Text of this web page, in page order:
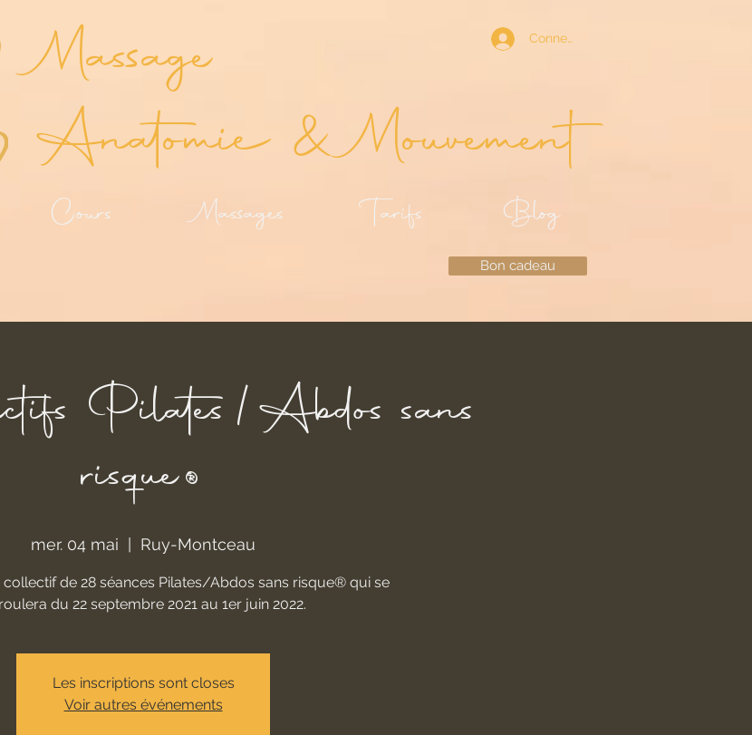
Massage
Anatomie & Mouvement
Connexion
Cours Massages Tarifs Blog
Bon cadeau
Pilates/Abdos sans
risque®
mer. 04 mai Ruy-Montceau
de 28 séances Pilates/Abdos sans risque® qui se
du 22 septembre 2021 au 1er juin 2022.
Les inscriptions sont closes
Voir autres événements